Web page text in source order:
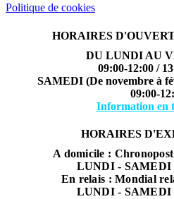
Politique de cookies
HORAIRES
DU LUNDI AU
09:00-12:00 /
SAMEDI (De novembre à
09:00-
Information en
HORAIRES
A domicile :
LUNDI - SAMEDI
En relais : Mondial
LUNDI - SAMEDI